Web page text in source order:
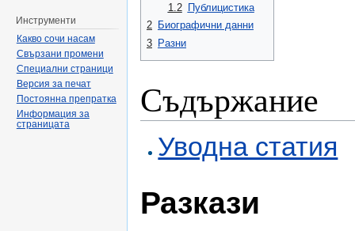
1.2
Публицистика
2 Биографични данни
3 Разни
Съдържание
Уводна статия
Разкази
Инструменти
Какво сочи насам
Свързани промени
Специални страници
Версия за печат
Постоянна препратка
Информация за
страницата